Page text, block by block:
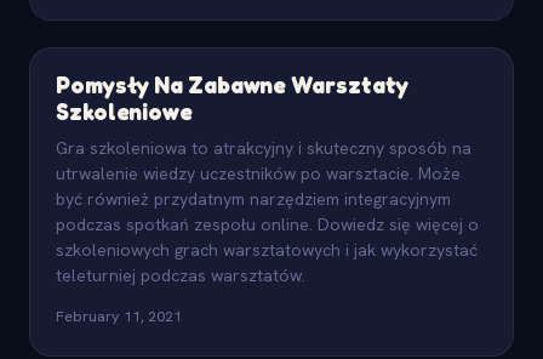
Pomysły Na Zabawne Warsztaty
Szkoleniowe
Gra szkoleniowa to atrakcyjny i skuteczny sposób na
utrwalenie wiedzy uczestników po warsztacie. Może
być również przydatnym narzędziem integracyjnym
podczas spotkań zespołu online. Dowiedz się więcej o
szkoleniowych grach warsztatowych i jak wykorzystać
teleturniej podczas warsztatów.
February 11, 2021